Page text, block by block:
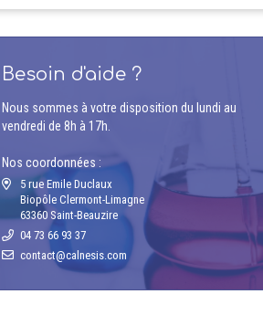
Besoin d'aide ?
Nous sommes à votre disposition du lundi au
vendredi de 8h à 17h.
Nos coordonnées :
5 rue Emile Duclaux
Biopôle Clermont-Limagne
63360 Saint-Beauzire
04 73 66 93 37